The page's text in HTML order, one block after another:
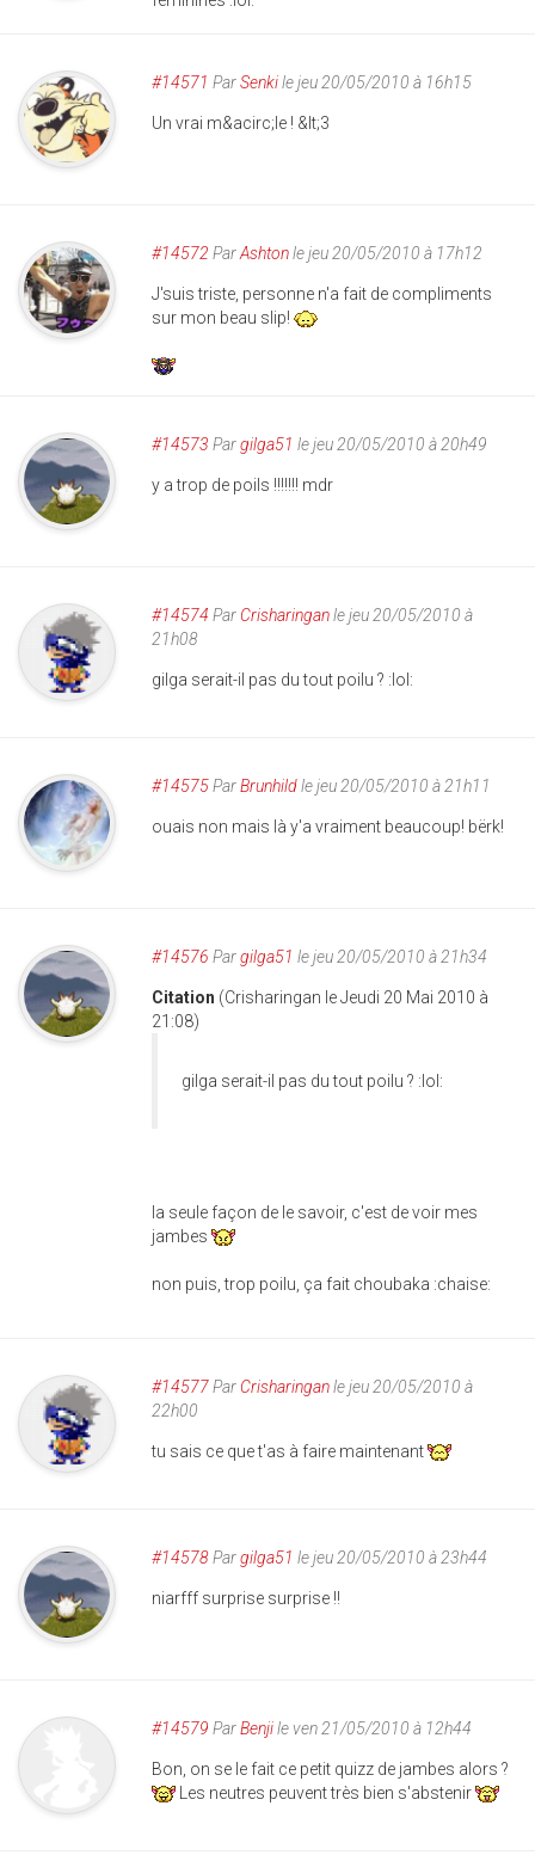
#14571 ParSenkile jeu 20/05/2010 à 16h15
Un vrai m&acirc;le ! &lt;3
#14572 ParAshtonle jeu 20/05/2010 à 17h12
J'suis triste, personne n'a fait de compliments
sur mon beau slip!
#14573 Pargilga51 le jeu 20/05/2010 à 20h49
y a trop de poils !!!!!!! mdr
#14574 Par Crisharinganle jeu 20/05/2010 à
21h08
gilga serait-il pas du tout poilu ? :lol:
#14575ParBrunhildle jeu 20/05/2010 à 21h11
ouais non mais là y'a vraiment beaucoup! bërk!
#14576 Pargilga51 le jeu 20/05/2010 à 21h34
Citation (Crisharingan le Jeudi 20 Mai 2010 à
21:08)
gilga serait-il pas du tout poilu ? :lol:
la seule façon de le savoir, c'est de voir mes
jambes
non puis, trop poilu, ça fait choubaka :chaise:
#14577Par Crisharinganle jeu 20/05/2010 à
22h00
tu sais ce que t'as à faire maintenant
#14578Pargilga51 le jeu 20/05/2010 à 23h44
niarfff surprise surprise !!
#14579 ParBenjile ven 21/05/2010 à 12h44
Bon, on se le fait ce petit quizz de jambes alors ?
Les neutres peuvent très bien s'abstenir